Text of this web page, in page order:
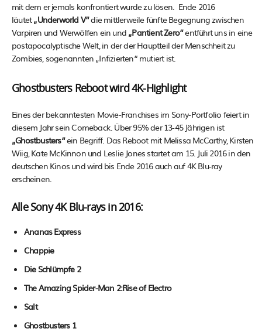
mit dem er jemals konfrontiert wurde zu lösen. Ende 2016
läutet„Underworld V“die mittlerweile fünfte Begegnung zwischen
Varpiren und Werwölfen ein und „Pantient Zero“entführt uns in eine
postapocalyptische Welt, in der der Hauptteil der Menschheit zu
Zombies, sogenannten „Infizierten“ mutiert ist.
Ghostbusters Reboot wird 4K-Highlight
Eines der bekanntesten Movie-Franchises im Sony-Portfolio feiert in
diesem Jahr sein Comeback. Über 95% der 13-45 Jährigen ist
„Ghostbusters“ein Begriff. Das Reboot mit Melissa McCarthy, Kirsten
Wiig, Kate McKinnon und Leslie Jones startet am 15. Juli 2016 in den
deutschen Kinos und wird bis Ende 2016 auch auf 4K Blu-ray
erscheinen.
Alle Sony 4K Blu-rays in 2016:
Ananas Express
Chappie
Die Schlümpfe 2
The Amazing Spider-Man 2:Rise of Electro
Salt
Ghostbusters 1